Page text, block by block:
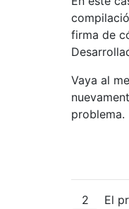
firma de
Vaya al
problema.
2
El